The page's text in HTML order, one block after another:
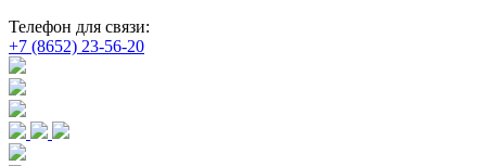
Телефон для связи:
+7 (8652) 23-56-20